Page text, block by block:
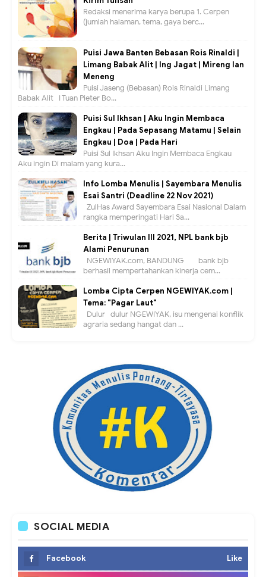
Redaksi menerima karya berupa 1. Cerpen
(jumlah halaman, tema, gaya berc...
Puisi Jawa Banten Bebasan Rois Rinaldi |
Limang Babak Alit | Ing Jagat | Mireng lan
Meneng
Puisi Jaseng (Bebasan) Rois Rinaldi Limang
Babak Alit I Tuan Pieter Bo...
Puisi Sul Ikhsan | Aku Ingin Membaca
Engkau | Pada Sepasang Matamu | Selain
Engkau | Doa | Pada Hari
Puisi Sul Ikhsan Aku Ingin Membaca Engkau
Aku ingin Di malam yang kura...
Info Lomba Menulis | Sayembara Menulis
Esai Santri (Deadline 22 Nov 2021)
ZulHas Award Sayembara Esai Nasional Dalam
rangka memperingati Hari Sa...
Berita | Triwulan III 2021, NPL bank bjb
Alami Penurunan
NGEWIYAK.com, BANDUNG — bank bjb
berhasil mempertahankan kinerja cem...
Lomba Cipta Cerpen NGEWIYAK.com |
Tema: "Pagar Laut"
Dulur- dulur NGEWIYAK, isu mengenai konflik
agraria sedang hangat dan ...
SOCIAL MEDIA
Facebook Like